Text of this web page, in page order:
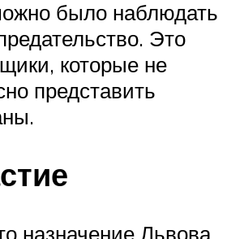
было наблюдать
Это
которые не
представить
назначение Львова